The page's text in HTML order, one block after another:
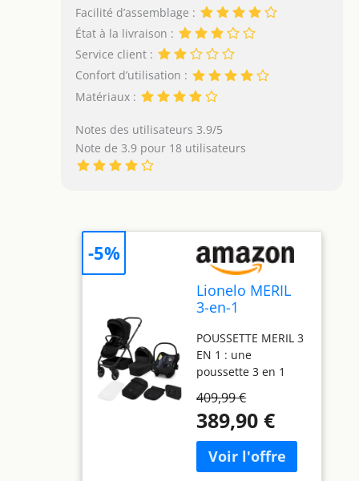
Facilité d’assemblage :
État à la livraison :
Service client :
Confort d’utilisation :
Matériaux :
Notes des utilisateurs 3.9/5
Note de 3.9 pour 18 utilisateurs
Lionelo MERIL
3-en-1
Nacelle jusqu'à
9 kg, Siège Auto
POUSSETTE MERIL 3
EN 1 : une
poussette 3 en 1
avec nacelle et
siège auto, qui vous
permet de
transporter votre
enfant de la
409,99 €
389,90 €
-5%